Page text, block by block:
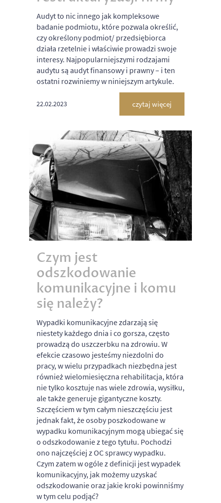
Audyt to nic innego jak kompleksowe
badanie podmiotu, które pozwala określić,
czy określony podmiot/ przedsiębiorca
działa rzetelnie i właściwie prowadzi swoje
interesy. Najpopularniejszymi rodzajami
audytu są audyt finansowy i prawny – i ten
ostatni rozwiniemy w niniejszym artykule.
22.02.2023 czytaj więcej
Czym jest
odszkodowanie
komunikacyjne i komu
się należy?
Wypadki komunikacyjne zdarzają się
niestety każdego dnia i co gorsza, często
prowadzą do uszczerbku na zdrowiu. W
efekcie czasowo jesteśmy niezdolni do
pracy, w wielu przypadkach niezbędna jest
również wielomiesięczna rehabilitacja, która
nie tylko kosztuje nas wiele zdrowia, wysiłku,
ale także generuje gigantyczne koszty.
Szczęściem w tym całym nieszczęściu jest
jednak fakt, że osoby poszkodowane w
wypadku komunikacyjnym mogą ubiegać się
o odszkodowanie z tego tytułu. Pochodzi
ono najczęściej z OC sprawcy wypadku.
Czym zatem w ogóle z definicji jest wypadek
komunikacyjny, jak możemy uzyskać
odszkodowanie oraz jakie kroki powinniśmy
w tym celu podjąć?